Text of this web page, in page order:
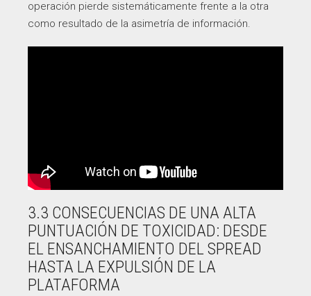
operación pierde sistemáticamente frente a la otra
como resultado de la asimetría de información.
3.3 CONSECUENCIAS DE UNA ALTA
PUNTUACIÓN DE TOXICIDAD: DESDE
EL ENSANCHAMIENTO DEL SPREAD
HASTA LA EXPULSIÓN DE LA
PLATAFORMA